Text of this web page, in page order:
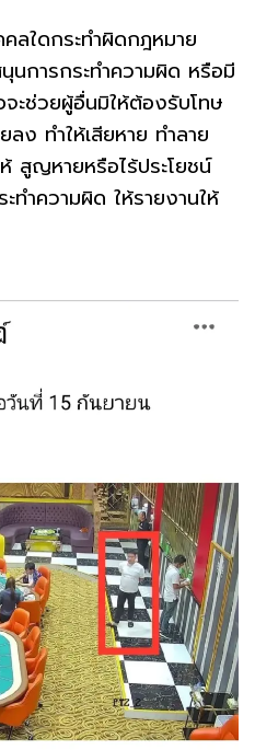
ลใดกระทำผิดกฎหมาย
นการกระทำความผิด หรือมี
ะช่วยผู้อื่นมิให้ต้องรับโทษ
ำให้เสียหาย ทำลาย
ห้ สูญหายหรือไร้ประโยชน์
ทำความผิด ให้รายงานให้